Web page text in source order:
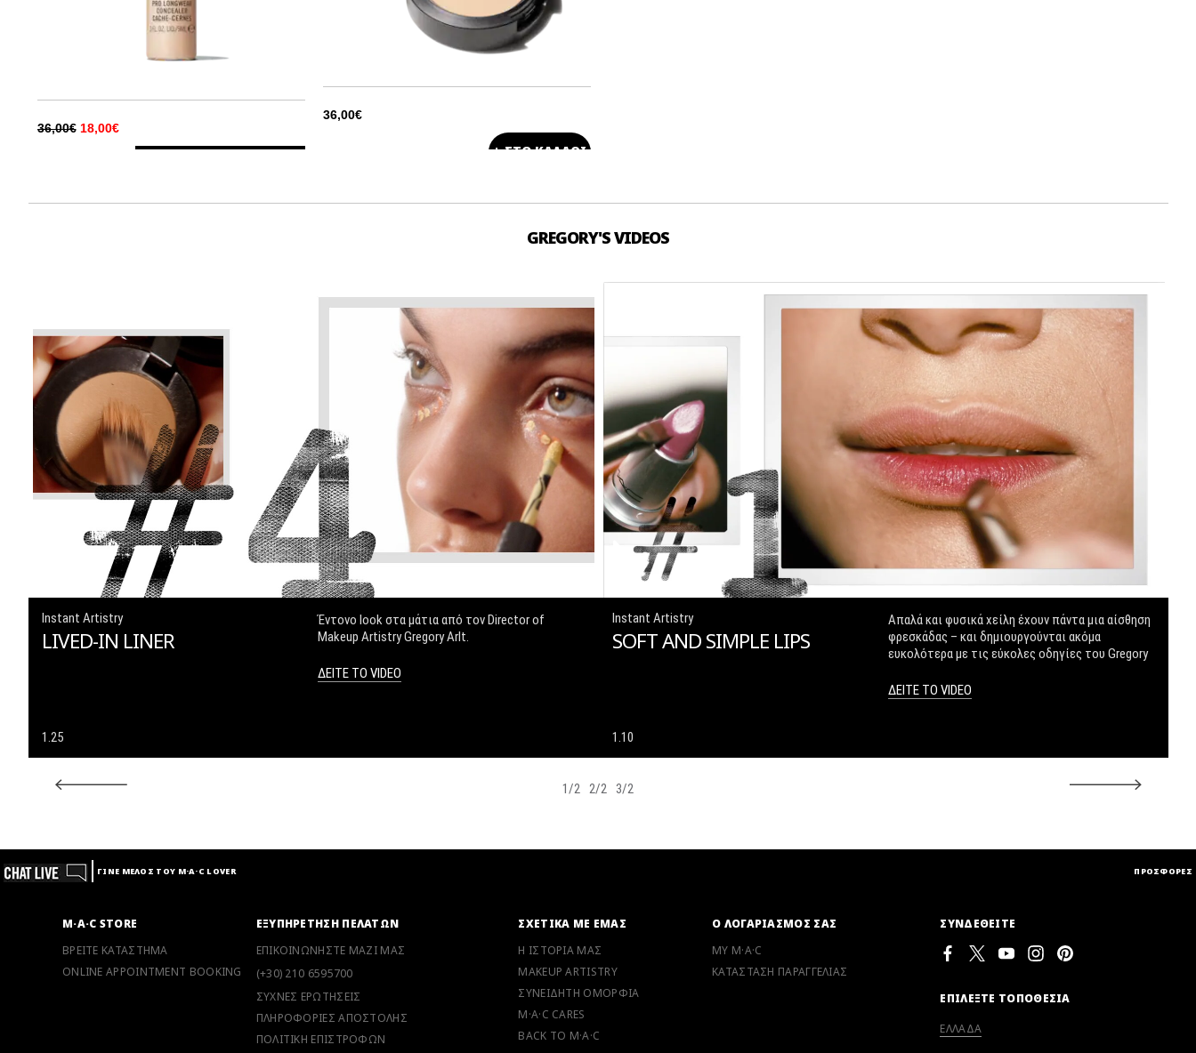
36,00€ 18,00€
NC30
NC35
NC42
NW15
NW25
NW30
NW35
36,00€
+ ΣΤΟ ΚΑΛΑΘΙ
GREGORY'S VIDEOS
Instant Artistry
LIVED-IN LINER
1.25
Έντονο look στα μάτια από τον Director of
Makeup Artistry Gregory Arlt.
ΔΕΙΤΕ ΤΟ VIDEO
Instant Artistry
SOFT AND SIMPLE LIPS
1.10
Απαλά και φυσικά χείλη έχουν πάντα μια αίσθηση
φρεσκάδας – και δημιουργούνται ακόμα
ευκολότερα με τις εύκολες οδηγίες του Gregory
ΔΕΙΤΕ ΤΟ VIDEO
1/2 2/2 3/2
ΓΙΝΕ ΜΕΛΟΣ ΤΟΥ M·A·C LOVER ΠΡΟΣΦΟΡΕΣ
M·A·C STORE
ΒΡΕΙΤΕ ΚΑΤΑΣΤΗΜΑ
ONLINE APPOINTMENT BOOKING
ΕΞΥΠΗΡΕΤΗΣΗ ΠΕΛΑΤΩΝ
ΕΠΙΚΟΙΝΩΝΗΣΤΕ ΜΑΖΙ ΜΑΣ
(+30) 210 6595700
ΣΥΧΝΕΣ ΕΡΩΤΗΣΕΙΣ
ΠΛΗΡΟΦΟΡΙΕΣ ΑΠΟΣΤΟΛΗΣ
ΠΟΛΙΤΙΚΗ ΕΠΙΣΤΡΟΦΩΝ
ΣΧΕΤΙΚΑ ΜΕ ΕΜΑΣ
Η ΙΣΤΟΡΙΑ ΜΑΣ
MAKEUP ARTISTRY
ΣΥΝΕΙΔΗΤΗ ΟΜΟΡΦΙΑ
M·A·C CARES
BACK TO M·A·C
Ο ΛΟΓΑΡΙΑΣΜΟΣ ΣΑΣ
MY M·A·C
ΚΑΤΑΣΤΑΣΗ ΠΑΡΑΓΓΕΛΙΑΣ
ΣΥΝΔΕΘΕΙΤΕ
ΕΠΙΛΕΞΤΕ ΤΟΠΟΘΕΣΙΑ
ΕΛΛΑΔΑ